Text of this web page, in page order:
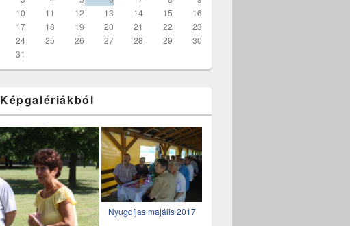
10
11 12 13 14 15
16
17
18 19 20 21 22
23
24
25 26 27 28 29
30
31
Képgalériákból
Nyugdíjas majális 2017